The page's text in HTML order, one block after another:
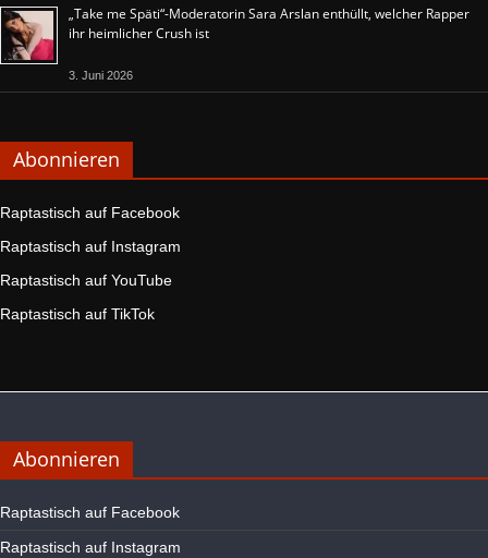
„Take me Späti“-Moderatorin Sara Arslan enthüllt, welcher Rapper
ihr heimlicher Crush ist
3. Juni 2026
Abonnieren
Raptastisch auf Facebook
Raptastisch auf Instagram
Raptastisch auf YouTube
Raptastisch auf TikTok
Abonnieren
Raptastisch auf Facebook
Raptastisch auf Instagram